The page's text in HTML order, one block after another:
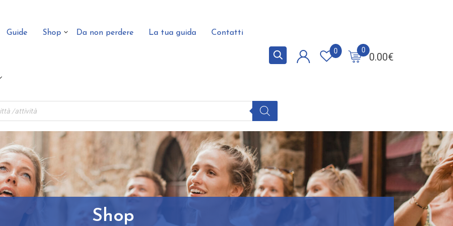
Guide Shop Da non perdere La tua guida Contatti
0.00€
0
0
Shop